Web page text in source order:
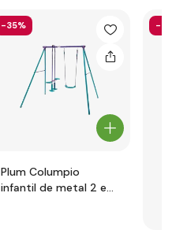
-35%
Plum Columpio
infantil de metal 2 en
-51%